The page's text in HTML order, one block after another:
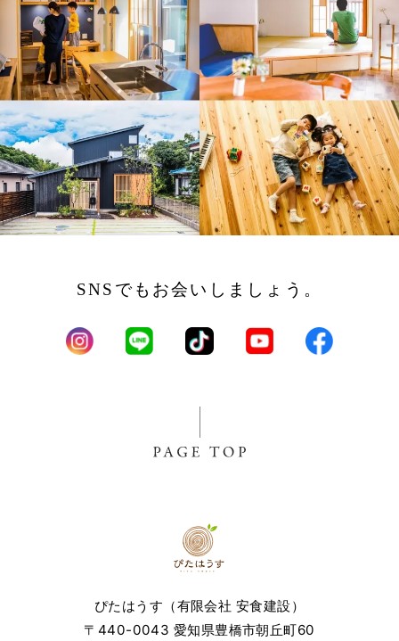
SNSでもお会いしましょう。
ぴたはうす（有限会社 安食建設）
〒440-0043 愛知県豊橋市朝丘町60